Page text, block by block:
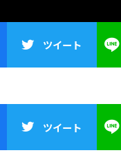
ツイート
ツイート